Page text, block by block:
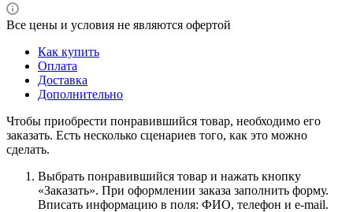
Все цены и условия не являются офертой
Как купить
Оплата
Доставка
Дополнительно
Чтобы приобрести понравившийся товар, необходимо его
заказать. Есть несколько сценариев того, как это можно
сделать.
Выбрать понравившийся товар и нажать кнопку
«Заказать». При оформлении заказа заполнить форму.
Вписать информацию в поля: ФИО, телефон и e-mail.